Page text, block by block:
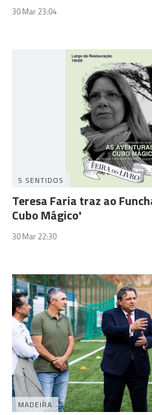
30 Mar 23:04
5 SENTIDOS
Teresa Faria traz ao
Cubo Mágico'
30 Mar 22:30
MADEIRA